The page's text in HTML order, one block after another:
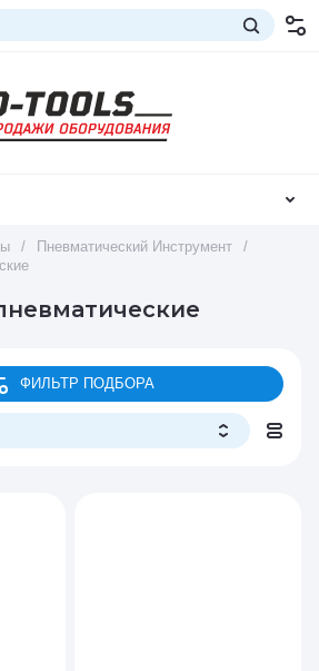
/ Пневматический Инструмент
/
ФИЛЬТР ПОДБОРА